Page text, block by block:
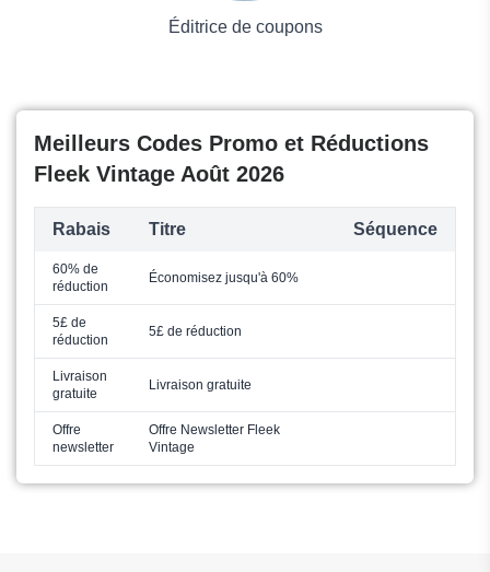
Éditrice de coupons
Meilleurs Codes Promo et Réductions
Fleek Vintage Août 2026
Rabais Titre Séquence
60% de
réduction
Économisez jusqu'à 60%
5£ de
réduction
5£ de réduction
Livraison
gratuite
Livraison gratuite
Offre
newsletter
Offre Newsletter Fleek
Vintage